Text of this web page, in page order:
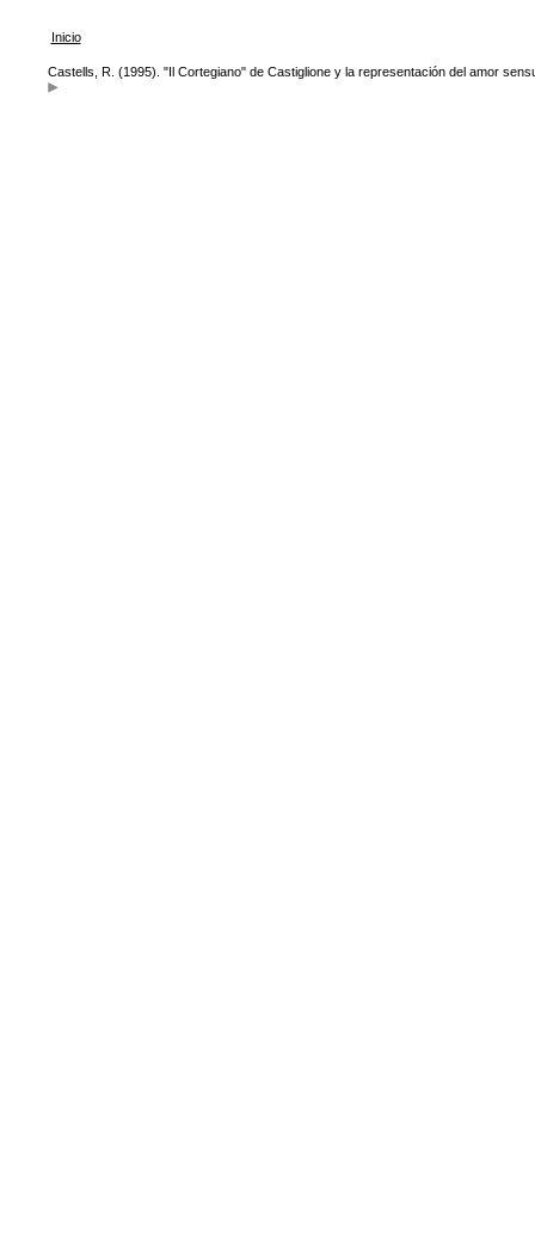
Inicio
Castells, R. (1995). "Il Cortegiano" de Castiglione y la representación del amor